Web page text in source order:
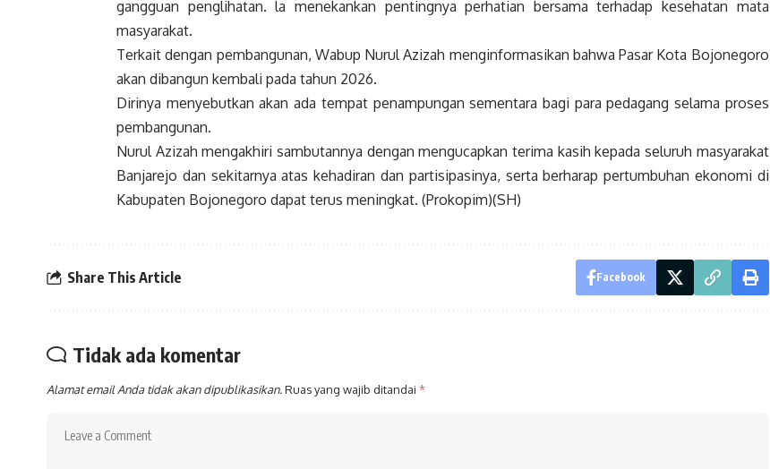
gangguan penglihatan. la menekankan pentingnya perhatian bersama terhadap kesehatan mata
masyarakat.
Terkait dengan pembangunan, Wabup Nurul Azizah menginformasikan bahwa Pasar Kota Bojonegoro
akan dibangun kembali pada tahun 2026.
Dirinya menyebutkan akan ada tempat penampungan sementara bagi para pedagang selama proses
pembangunan.
Nurul Azizah mengakhiri sambutannya dengan mengucapkan terima kasih kepada seluruh masyarakat
Banjarejo dan sekitarnya atas kehadiran dan partisipasinya, serta berharap pertumbuhan ekonomi di
Kabupaten Bojonegoro dapat terus meningkat. (Prokopim)(SH)
Share This Article Facebook
Tidak ada komentar
Alamat email Anda tidak akan dipublikasikan.Ruas yang wajib ditandai *